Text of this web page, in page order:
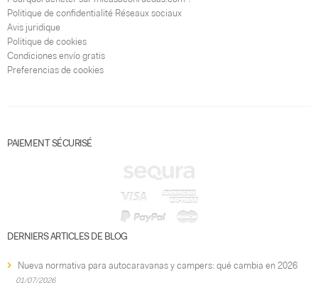
Politique de confidentialité Réseaux sociaux
Avis juridique
Politique de cookies
Condiciones envío gratis
Preferencias de cookies
PAIEMENT SÉCURISÉ
DERNIERS ARTICLES DE BLOG
Nueva normativa para autocaravanas y campers: qué cambia en 2026
01/07/2026